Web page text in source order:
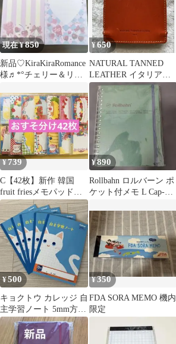
現在 ¥850
新品♡KiraKiraRomance
様♬*°チェリー＆リボ
¥650
NATURAL TANNED
LEATHER イタリア製
本革付箋ケース
¥739
C【42枚】新作 韓国
fruit friesメモパッドセ
ット【14種×各3枚】
¥890
Rollbahn ロルバーン ポ
ケット付メモ L Cap-
¥500
キョクトウ カレッジ 自
主学習ノート 5mm方眼
LP93 5冊
¥350
FDA SORA MEMO 機内
限定